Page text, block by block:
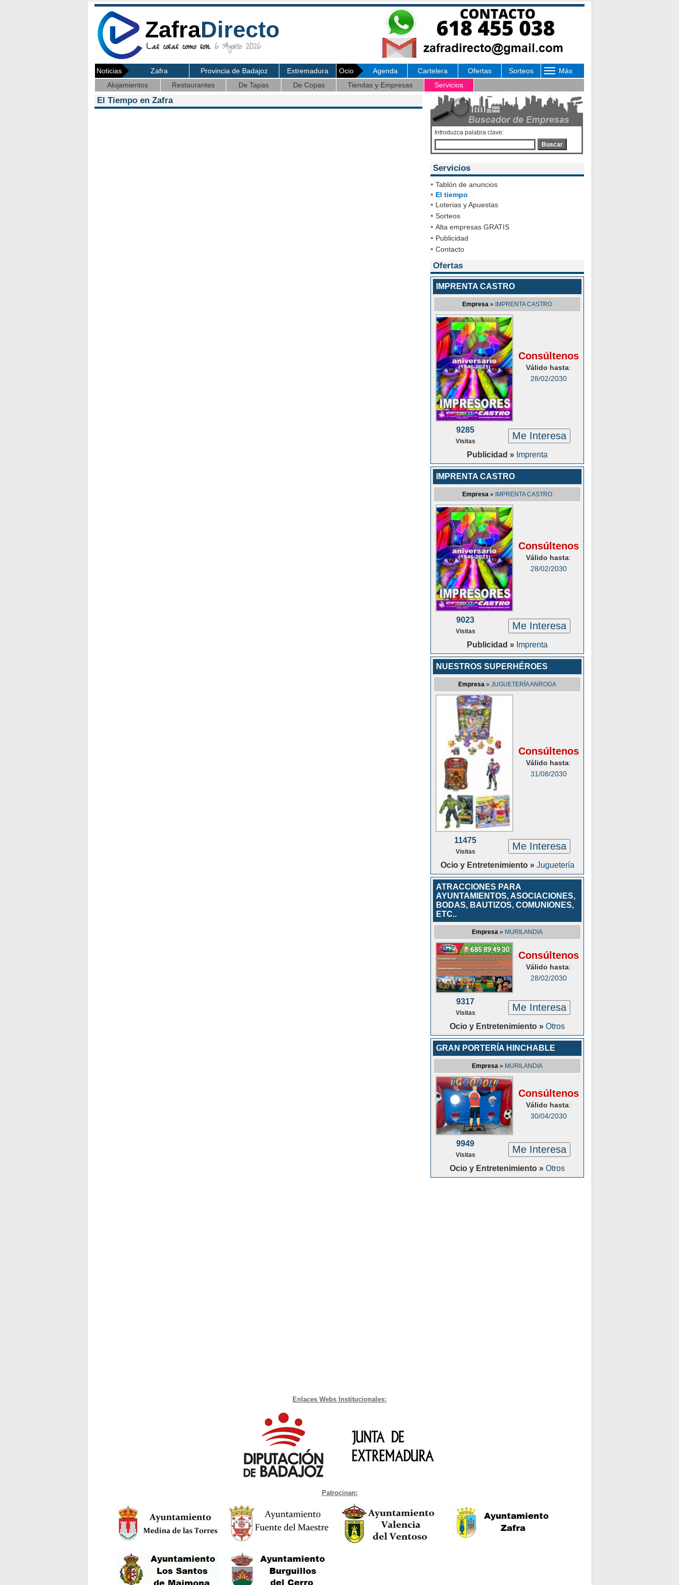
ZafraDirecto
Las cosas como son. 6 Agosto 2026
Noticias Zafra Provincia de Badajoz Extremadura Ocio Agenda Cartelera Ofertas Sorteos
Más
Alojamientos
Restaurantes De Tapas De Copas Tiendas y Empresas Servicios
El Tiempo en Zafra
Introduzca palabra clave:
Buscar
Servicios
• Tablón de anuncios
• El tiempo
• Loterias y Apuestas
• Sorteos
• Alta empresas GRATIS
• Publicidad
• Contacto
Ofertas
IMPRENTA CASTRO
Empresa » IMPRENTA CASTRO
Consúltenos
Válido hasta:
28/02/2030
9285
Visitas Me Interesa
Publicidad » Imprenta
IMPRENTA CASTRO
Empresa » IMPRENTA CASTRO
Consúltenos
Válido hasta:
28/02/2030
9023
Visitas Me Interesa
Publicidad » Imprenta
NUESTROS SUPERHÉROES
Empresa » JUGUETERÍA ANROGA
Consúltenos
Válido hasta:
31/08/2030
11475
Visitas Me Interesa
Ocio y Entretenimiento » Juguetería
ATRACCIONES PARA
AYUNTAMIENTOS, ASOCIACIONES,
BODAS, BAUTIZOS, COMUNIONES,
ETC..
Empresa » MURILANDIA
Consúltenos
Válido hasta:
28/02/2030
9317
Visitas Me Interesa
Ocio y Entretenimiento » Otros
GRAN PORTERÍA HINCHABLE
Empresa » MURILANDIA
Consúltenos
Válido hasta:
30/04/2030
9949
Visitas Me Interesa
Ocio y Entretenimiento » Otros
Enlaces Webs Institucionales:
Patrocinan: